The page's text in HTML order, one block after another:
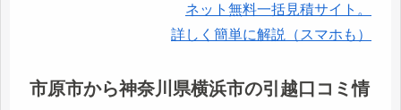
ネット無料一括見積サイト。
詳しく簡単に解説（スマホも）
市原市から神奈川県横浜市の引越口コミ情